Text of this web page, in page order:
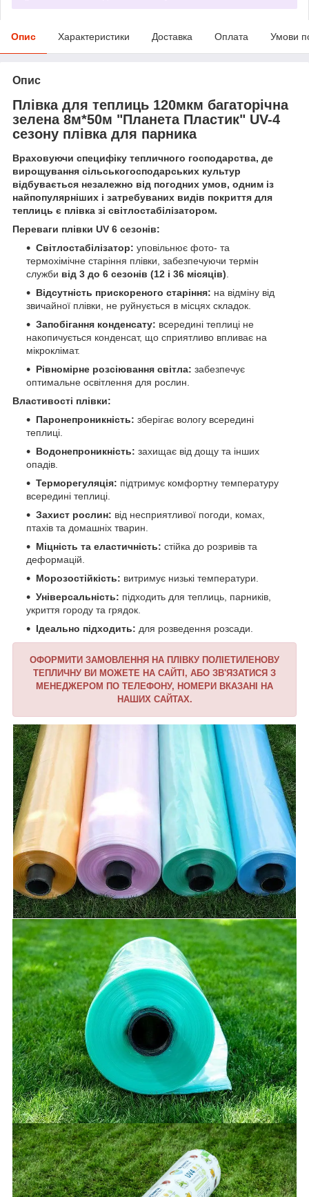
Опис Характеристики Доставка Оплата Умови
Опис
Плівка для теплиць 120мкм багаторічна
зелена 8м*50м "Планета Пластик" UV-4
сезону плівка для парника
Враховуючи специфіку тепличного господарства, де
вирощування сільськогосподарських культур
відбувається незалежно від погодних умов, одним із
найпопулярніших і затребуваних видів покриття для
теплиць є плівка зі світлостабілізатором.
Переваги плівки UV 6 сезонів:
Світлостабілізатор: уповільнює фото- та
термохімічне старіння плівки, забезпечуючи термін
служби від 3 до 6 сезонів (12 і 36 місяців).
Відсутність прискореного старіння: на відміну від
звичайної плівки, не руйнується в місцях складок.
Запобігання конденсату: всередині теплиці не
накопичується конденсат, що сприятливо впливає на
мікроклімат.
Рівномірне розсіювання світла: забезпечує
оптимальне освітлення для рослин.
Властивості плівки:
Паронепроникність: зберігає вологу всередині
теплиці.
Водонепроникність: захищає від дощу та інших
опадів.
Терморегуляція: підтримує комфортну температуру
всередині теплиці.
Захист рослин: від несприятливої ​​погоди, комах,
птахів та домашніх тварин.
Міцність та еластичність: стійка до розривів та
деформацій.
Морозостійкість: витримує низькі температури.
Універсальність: підходить для теплиць, парників,
укриття городу та грядок.
Ідеально підходить: для розведення розсади.
ОФОРМИТИ ЗАМОВЛЕННЯ НА ПЛІВКУ ПОЛІЕТИЛЕНОВУ
ТЕПЛИЧНУ ВИ МОЖЕТЕ НА САЙТІ, АБО ЗВ'ЯЗАТИСЯ З
МЕНЕДЖЕРОМ ПО ТЕЛЕФОНУ, НОМЕРИ ВКАЗАНІ НА
НАШИХ САЙТАХ.